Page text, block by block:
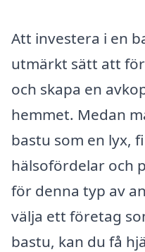
Att investera i en
utmärkt sätt att
och skapa en
hemmet. Medan
bastu som en lyx,
hälsofördelar och
för denna typ av
välja ett företag
bastu, kan du få